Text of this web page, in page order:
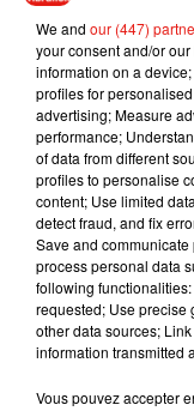
premières mesures
redresser
climatique et que,
le changement
chaud jamais
2019.
La température
de la période 2020-
1°C à l'ère pré-
dépassant +1,5°C,
Musique
We and our (447)
your consent and/or
information on a
profiles for
advertising; Measure
performance;
of data from different
profiles to personalise
content; Use limited
detect fraud, and fix
Save and
process personal data
following
requested; Use precise
other data sources;
information transmitted
Vous pouvez accepter